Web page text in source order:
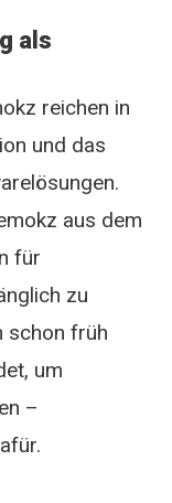
als
reichen in
und das
aus dem
für
zu
schon früh
um
–